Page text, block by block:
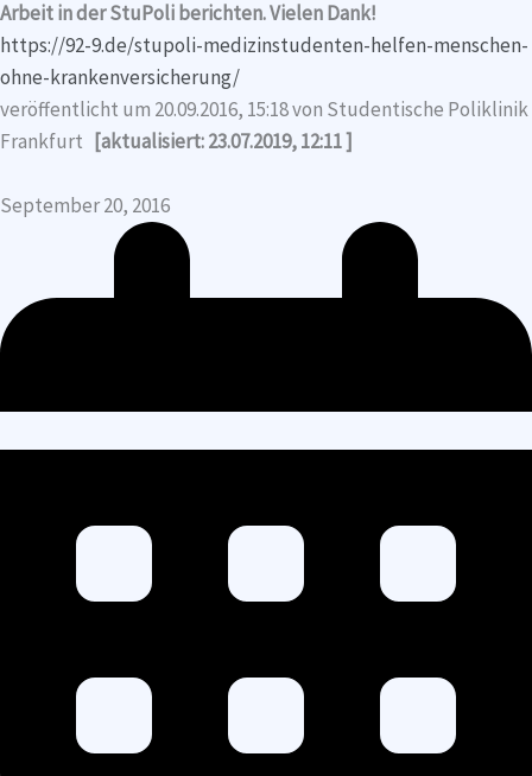
Arbeit in der StuPoli berichten. Vielen Dank!
https://92-9.de/stupoli-medizinstudenten-helfen-menschen-
ohne-krankenversicherung/
veröffentlicht um 20.09.2016, 15:18 von Studentische Poliklinik
Frankfurt [aktualisiert: 23.07.2019, 12:11 ]
September 20, 2016